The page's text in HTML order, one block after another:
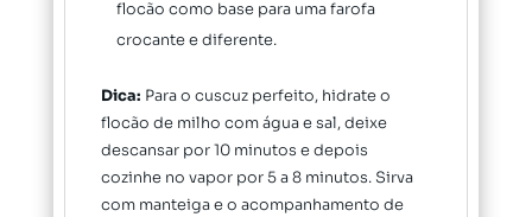
flocão como base para uma farofa
crocante e diferente.
Dica: Para o cuscuz perfeito, hidrate o
flocão de milho com água e sal, deixe
descansar por 10 minutos e depois
cozinhe no vapor por 5 a 8 minutos. Sirva
com manteiga e o acompanhamento de